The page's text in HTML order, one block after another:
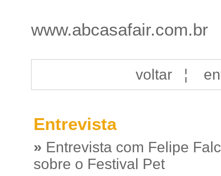
www.abcasafair.com.br
voltar¦
Entrevista
» Entrevista com Felipe
sobre o Festival Pet